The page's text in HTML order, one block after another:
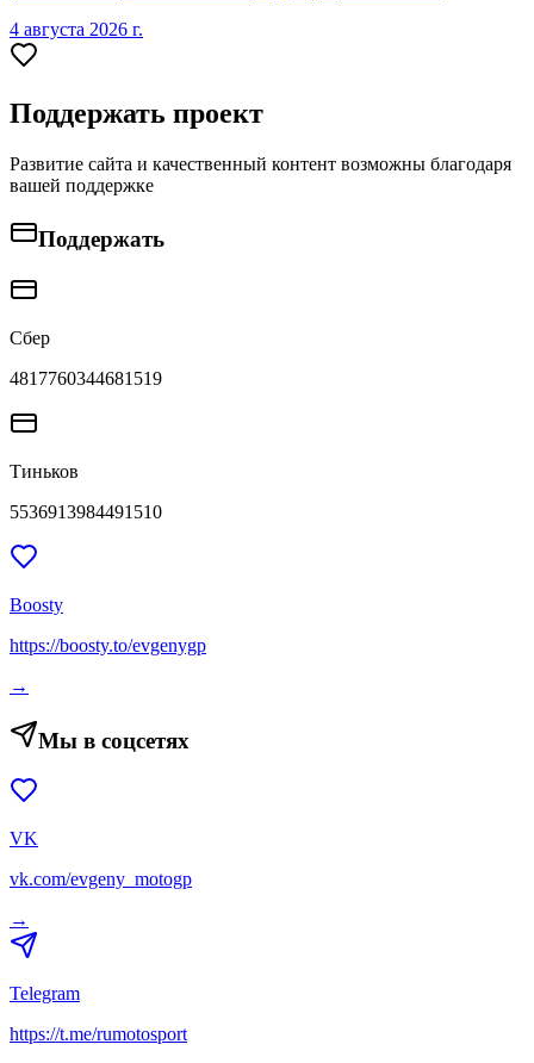
4 августа 2026 г.
Поддержать проект
Развитие сайта и качественный контент возможны благодаря
вашей поддержке
Поддержать
Сбер
4817760344681519
Тиньков
5536913984491510
Boosty
https://boosty.to/evgenygp
→
Мы в соцсетях
VK
vk.com/evgeny_motogp
→
Telegram
https://t.me/rumotosport